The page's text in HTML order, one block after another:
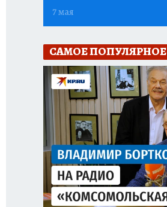
7 мая
САМОЕ ПОПУЛЯРНОЕ